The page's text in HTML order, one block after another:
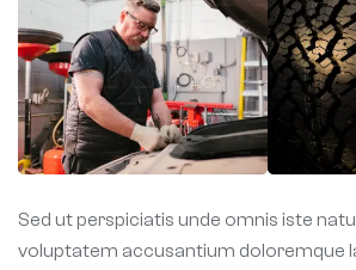
Sed ut perspiciatis unde omnis iste
voluptatem accusantium doloremque